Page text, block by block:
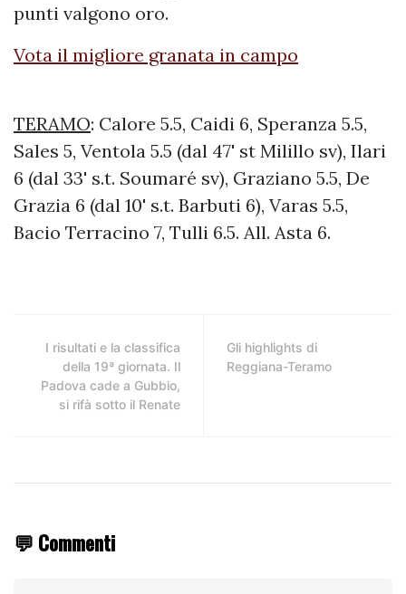
punti valgono oro.
Vota il migliore granata in campo
TERAMO: Calore 5.5, Caidi 6, Speranza 5.5,
Sales 5, Ventola 5.5 (dal 47' st Milillo sv), Ilari
6 (dal 33' s.t. Soumaré sv), Graziano 5.5, De
Grazia 6 (dal 10' s.t. Barbuti 6), Varas 5.5,
Bacio Terracino 7, Tulli 6.5. All. Asta 6.
I risultati e la classifica
della 19ª giornata. Il
Padova cade a Gubbio,
si rifà sotto il Renate
Gli highlights di
Reggiana-Teramo
💬 Commenti